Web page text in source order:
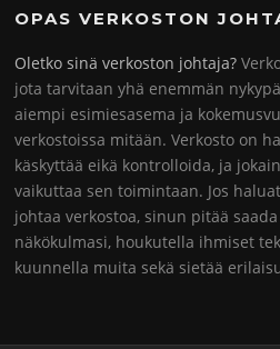
OPAS VERKOSTON
Oletko sinä verkoston johtaja?
jota tarvitaan yhä enemmän
aiempi esimiesasema ja
verkostoissa mitään. Verkosto on
käskyttää eikä kontrolloida, ja
vaikuttaa sen toimintaan. Jos
johtaa verkostoa, sinun pitää
näkökulmasi, houkutella ihmiset
kuunnella muita sekä sietää